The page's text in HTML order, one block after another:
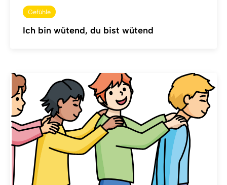
Gefühle
Ich bin wütend, du bist wütend